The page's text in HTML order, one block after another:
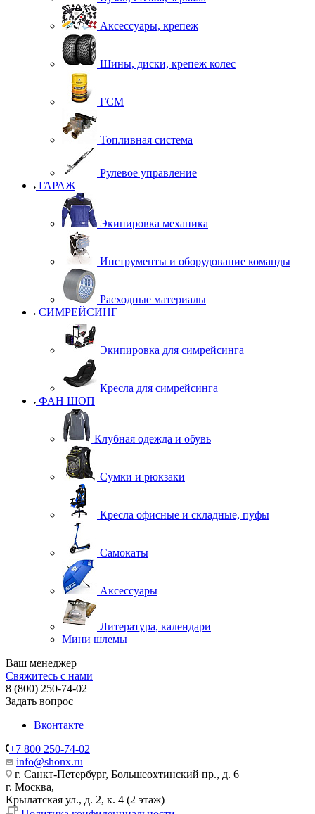
Аксессуары, крепеж
Шины, диски, крепеж колес
ГСМ
Топливная система
Рулевое управление
ГАРАЖ
Экипировка механика
Инструменты и оборудование команды
Расходные материалы
СИМРЕЙСИНГ
Экипировка для симрейсинга
Кресла для симрейсинга
ФАН ШОП
Клубная одежда и обувь
Сумки и рюкзаки
Кресла офисные и складные, пуфы
Самокаты
Аксессуары
Литература, календари
Мини шлемы
Ваш менеджер
Свяжитесь с нами
8 (800) 250-74-02
Задать вопрос
Вконтакте
+7 800 250-74-02
info@shonx.ru
г. Санкт-Петербург, Большеохтинский пр., д. 6
г. Москва,
Крылатская ул., д. 2, к. 4 (2 этаж)